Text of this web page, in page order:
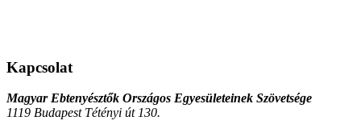
Kapcsolat
Magyar Ebtenyésztők Országos Egyesületeinek Szövetsége
1119 Budapest Tétényi út 130.